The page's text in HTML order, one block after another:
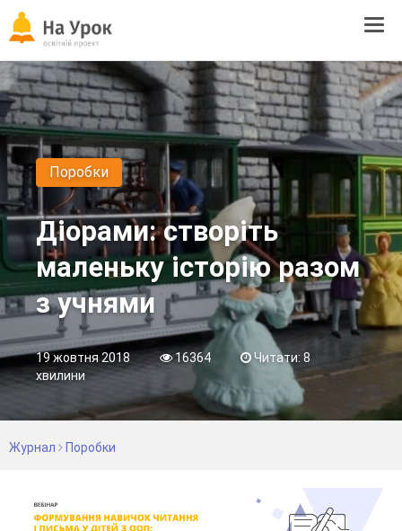
Поробки
Діорами: створіть
маленьку історію разом
з учнями
19 жовтня 2018 16364
Читати: 8
хвилини
Журнал Поробки